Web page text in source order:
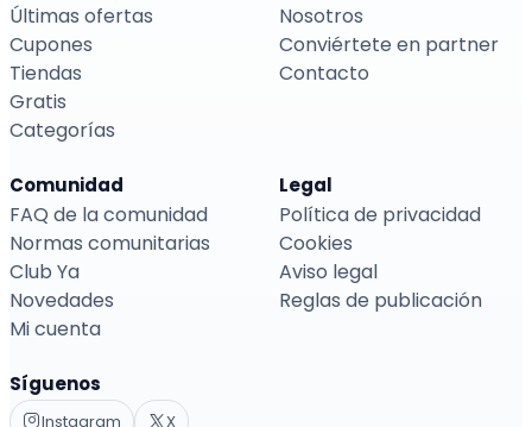
Últimas ofertas
Cupones
Tiendas
Gratis
Categorías
Nosotros
Conviértete en partner
Contacto
Comunidad
FAQ de la comunidad
Normas comunitarias
Club Ya
Novedades
Mi cuenta
Legal
Política de privacidad
Cookies
Aviso legal
Reglas de publicación
Síguenos
Instagram X